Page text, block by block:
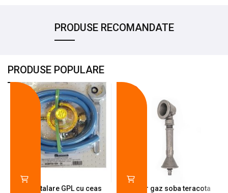
PRODUSE RECOMANDATE
PRODUSE POPULARE
Kit instalare GPL cu ceas
Arzator gaz soba teracota